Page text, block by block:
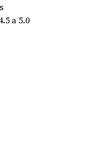
a 5.0